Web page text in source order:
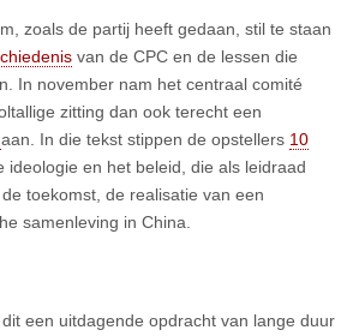
zoals de partij heeft gedaan, stil te staan
van de CPC en de lessen die
In november nam het centraal comité
zitting dan ook terecht een
aan. In die tekst stippen de opstellers 10
ideologie en het beleid, die als leidraad
toekomst, de realisatie van een
samenleving in China.
een uitdagende opdracht van lange duur